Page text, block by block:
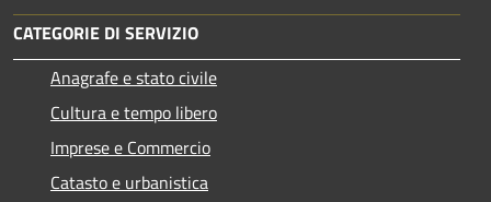
CATEGORIE DI SERVIZIO
Anagrafe e stato civile
Cultura e tempo libero
Imprese e Commercio
Catasto e urbanistica